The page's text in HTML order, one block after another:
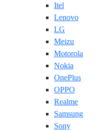
Itel
Lenovo
LG
Meizu
Motorola
Nokia
OnePlus
OPPO
Realme
Samsung
Sony